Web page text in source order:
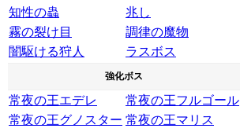
知性の蟲
兆し
霧の裂け目
調律の魔物
闇駆ける狩人
ラスボス
強化ボス
常夜の王エデレ
常夜の王フルゴール
常夜の王グノスター 常夜の王マリス